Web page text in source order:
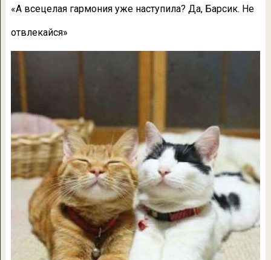
«А всецелая гармония уже наступила? Да, Барсик. Не
отвлекайся»